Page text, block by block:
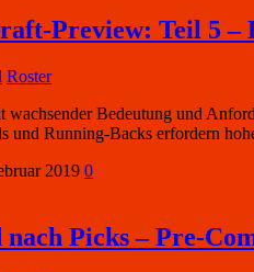
Preview: Teil 5 –
Roster
wachsender Bedeutung und
und Running-Backs erfordern
2019 0
Picks – Pre-